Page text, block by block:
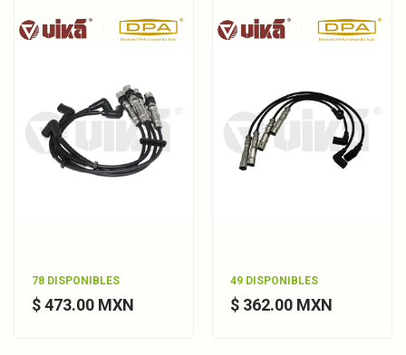
78 DISPONIBLES
$ 473.00 MXN
49 DISPONIBLES
$ 362.00 MXN